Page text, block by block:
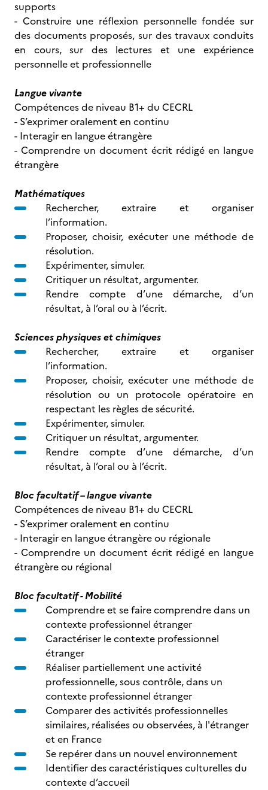
supports
- Construire une réflexion personnelle fondée sur
des documents proposés, sur des travaux conduits
en cours, sur des lectures et une expérience
personnelle et professionnelle
Langue vivante
Compétences de niveau B1+ du CECRL
- S’exprimer oralement en continu
- Interagir en langue étrangère
- Comprendre un document écrit rédigé en langue
étrangère
Mathématiques
Rechercher, extraire et organiser
l’information.
Proposer, choisir, exécuter une méthode de
résolution.
Expérimenter, simuler.
Critiquer un résultat, argumenter.
Rendre compte d’une démarche, d’un
résultat, à l’oral ou à l’écrit.
Sciences physiques et chimiques
Rechercher, extraire et organiser
l’information.
Proposer, choisir, exécuter une méthode de
résolution ou un protocole opératoire en
respectant les règles de sécurité.
Expérimenter, simuler.
Critiquer un résultat, argumenter.
Rendre compte d’une démarche, d’un
résultat, à l’oral ou à l’écrit.
Bloc facultatif – langue vivante
Compétences de niveau B1+ du CECRL
- S’exprimer oralement en continu
- Interagir en langue étrangère ou régionale
- Comprendre un document écrit rédigé en langue
étrangère ou régional
Bloc facultatif - Mobilité
Comprendre et se faire comprendre dans un
contexte professionnel étranger
Caractériser le contexte professionnel
étranger
Réaliser partiellement une activité
professionnelle, sous contrôle, dans un
contexte professionnel étranger
Comparer des activités professionnelles
similaires, réalisées ou observées, à l'étranger
et en France
Se repérer dans un nouvel environnement
Identifier des caractéristiques culturelles du
contexte d’accueil